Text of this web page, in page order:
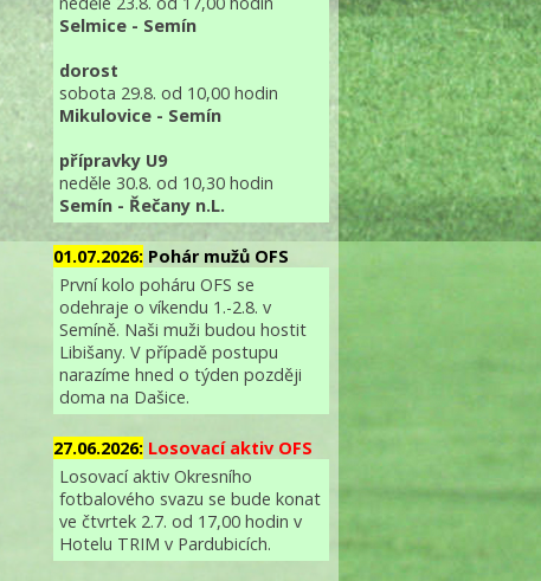
Selmice - Semín
dorost
sobota 29.8. od 10,00 hodin
Mikulovice - Semín
přípravky U9
neděle 30.8. od 10,30 hodin
Semín - Řečany n.L.
01.07.2026: Pohár mužů OFS
První kolo poháru OFS se
odehraje o víkendu 1.-2.8. v
Semíně. Naši muži budou hostit
Libišany. V případě postupu
narazíme hned o týden později
doma na Dašice.
27.06.2026: Losovací aktiv OFS
Losovací aktiv Okresního
fotbalového svazu se bude konat
ve čtvrtek 2.7. od 17,00 hodin v
Hotelu TRIM v Pardubicích.